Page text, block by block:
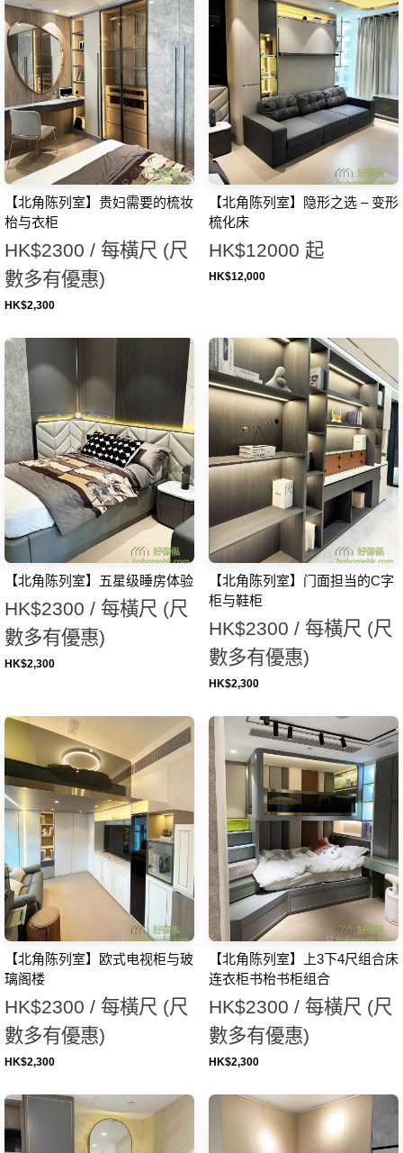
【北角陈列室】贵妇需要的梳妆
枱与衣柜
HK$2300 / 每橫尺 (尺
數多有優惠)
HK$2,300
【北角陈列室】隐形之选 – 变形
梳化床
HK$12000 起
HK$12,000
【北角陈列室】五星级睡房体验
HK$2300 / 每橫尺 (尺
數多有優惠)
HK$2,300
【北角陈列室】门面担当的C字
柜与鞋柜
HK$2300 / 每橫尺 (尺
數多有優惠)
HK$2,300
【北角陈列室】欧式电视柜与玻
璃阁楼
HK$2300 / 每橫尺 (尺
數多有優惠)
HK$2,300
【北角陈列室】上3下4尺组合床
连衣柜书枱书柜组合
HK$2300 / 每橫尺 (尺
數多有優惠)
HK$2,300